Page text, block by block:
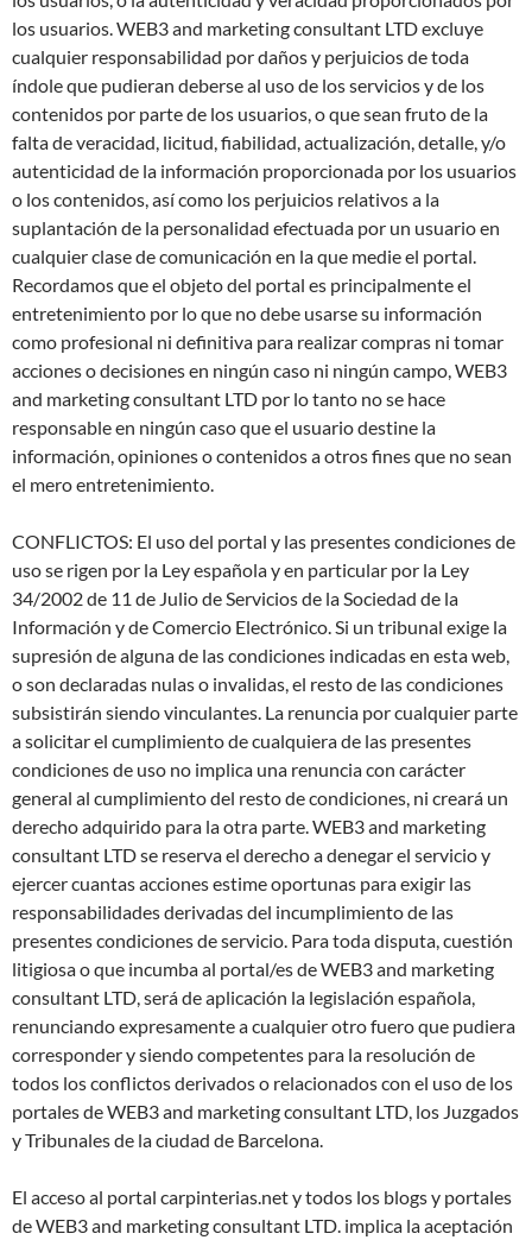
los usuarios. WEB3 and marketing consultant LTD excluye
cualquier responsabilidad por daños y perjuicios de toda
índole que pudieran deberse al uso de los servicios y de los
contenidos por parte de los usuarios, o que sean fruto de la
falta de veracidad, licitud, fiabilidad, actualización, detalle, y/o
autenticidad de la información proporcionada por los usuarios
o los contenidos, así como los perjuicios relativos a la
suplantación de la personalidad efectuada por un usuario en
cualquier clase de comunicación en la que medie el portal.
Recordamos que el objeto del portal es principalmente el
entretenimiento por lo que no debe usarse su información
como profesional ni definitiva para realizar compras ni tomar
acciones o decisiones en ningún caso ni ningún campo, WEB3
and marketing consultant LTD por lo tanto no se hace
responsable en ningún caso que el usuario destine la
información, opiniones o contenidos a otros fines que no sean
el mero entretenimiento.
CONFLICTOS: El uso del portal y las presentes condiciones de
uso se rigen por la Ley española y en particular por la Ley
34/2002 de 11 de Julio de Servicios de la Sociedad de la
Información y de Comercio Electrónico. Si un tribunal exige la
supresión de alguna de las condiciones indicadas en esta web,
o son declaradas nulas o invalidas, el resto de las condiciones
subsistirán siendo vinculantes. La renuncia por cualquier parte
a solicitar el cumplimiento de cualquiera de las presentes
condiciones de uso no implica una renuncia con carácter
general al cumplimiento del resto de condiciones, ni creará un
derecho adquirido para la otra parte. WEB3 and marketing
consultant LTD se reserva el derecho a denegar el servicio y
ejercer cuantas acciones estime oportunas para exigir las
responsabilidades derivadas del incumplimiento de las
presentes condiciones de servicio. Para toda disputa, cuestión
litigiosa o que incumba al portal/es de WEB3 and marketing
consultant LTD, será de aplicación la legislación española,
renunciando expresamente a cualquier otro fuero que pudiera
corresponder y siendo competentes para la resolución de
todos los conflictos derivados o relacionados con el uso de los
portales de WEB3 and marketing consultant LTD, los Juzgados
y Tribunales de la ciudad de Barcelona.
El acceso al portal carpinterias.net y todos los blogs y portales
de WEB3 and marketing consultant LTD. implica la aceptación